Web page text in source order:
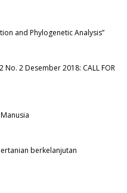
and Phylogenetic Analysis”
2 Desember 2018: CALL FOR
berkelanjutan